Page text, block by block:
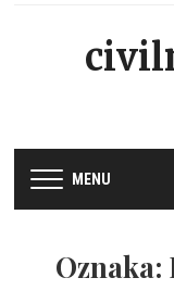
MENU